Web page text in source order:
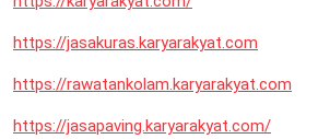
https://jasakuras.karyarakyat.com
https://rawatankolam.karyarakyat.com
https://jasapaving.karyarakyat.com/